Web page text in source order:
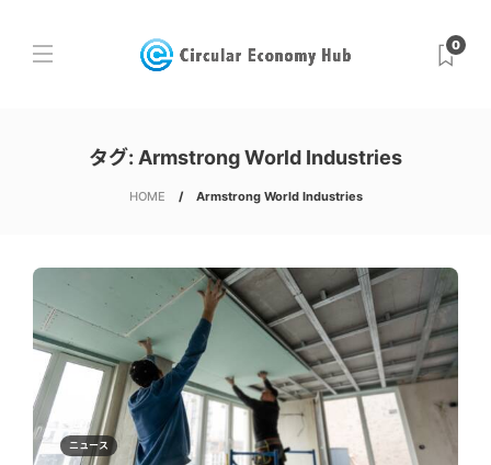
0
タグ: Armstrong World Industries
HOME Armstrong World Industries
ニュース